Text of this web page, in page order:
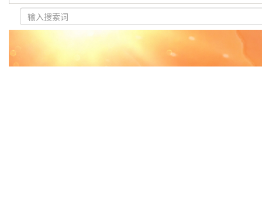
学习党的二十届四中全会公报有感：聚焦“十五五”
绵阳召开的“新春第一会” 立意高远、催人奋进